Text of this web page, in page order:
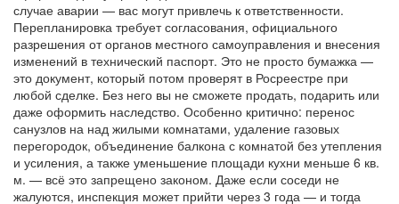
случае аварии — вас могут привлечь к ответственности.
Перепланировка требует согласования, официального
разрешения от органов местного самоуправления и внесения
изменений в технический паспорт. Это не просто бумажка —
это документ, который потом проверят в Росреестре при
любой сделке. Без него вы не сможете продать, подарить или
даже оформить наследство. Особенно критично: перенос
санузлов на над жилыми комнатами, удаление газовых
перегородок, объединение балкона с комнатой без утепления
и усиления, а также уменьшение площади кухни меньше 6 кв.
м. — всё это запрещено законом. Даже если соседи не
жалуются, инспекция может прийти через 3 года — и тогда